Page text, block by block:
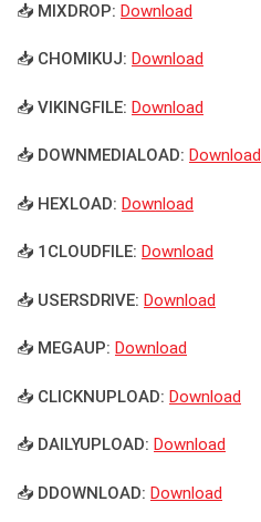
📥 MIXDROP: Download
📥 CHOMIKUJ: Download
📥 VIKINGFILE: Download
📥 DOWNMEDIALOAD: Download
📥 HEXLOAD: Download
📥 1CLOUDFILE: Download
📥 USERSDRIVE: Download
📥 MEGAUP: Download
📥 CLICKNUPLOAD: Download
📥 DAILYUPLOAD: Download
📥 DDOWNLOAD: Download